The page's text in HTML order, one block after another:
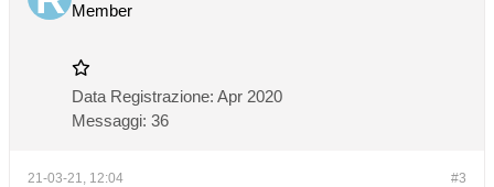
Member
Data Registrazione: Apr 2020
Messaggi: 36
#3
21-03-21, 12:04